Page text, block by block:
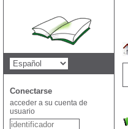
Conectarse
acceder a su cuenta de
usuario